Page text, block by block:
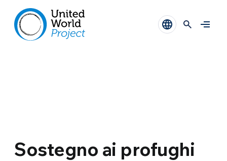
Sostegno ai profughi